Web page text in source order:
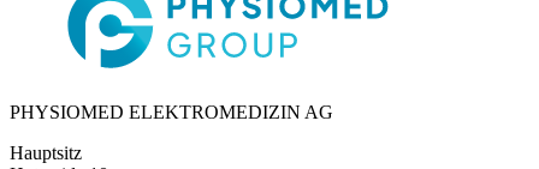
PHYSIOMED ELEKTROMEDIZIN AG
Hauptsitz